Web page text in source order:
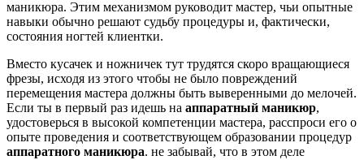
маникюра. Этим механизмом руководит мастер, чьи опытные
навыки обычно решают судьбу процедуры и, фактически,
состояния ногтей клиентки.
Вместо кусачек и ножничек тут трудятся скоро вращающиеся
фрезы, исходя из этого чтобы не было повреждений
перемещения мастера должны быть выверенными до мелочей.
Если ты в первый раз идешь на аппаратный маникюр,
удостоверься в высокой компетенции мастера, расспроси его о
опыте проведения и соответствующем образовании процедур
аппаратного маникюра. не забывай, что в этом деле